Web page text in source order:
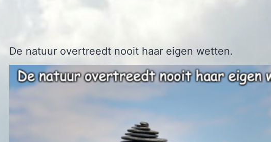
De natuur overtreedt nooit haar eigen wetten.